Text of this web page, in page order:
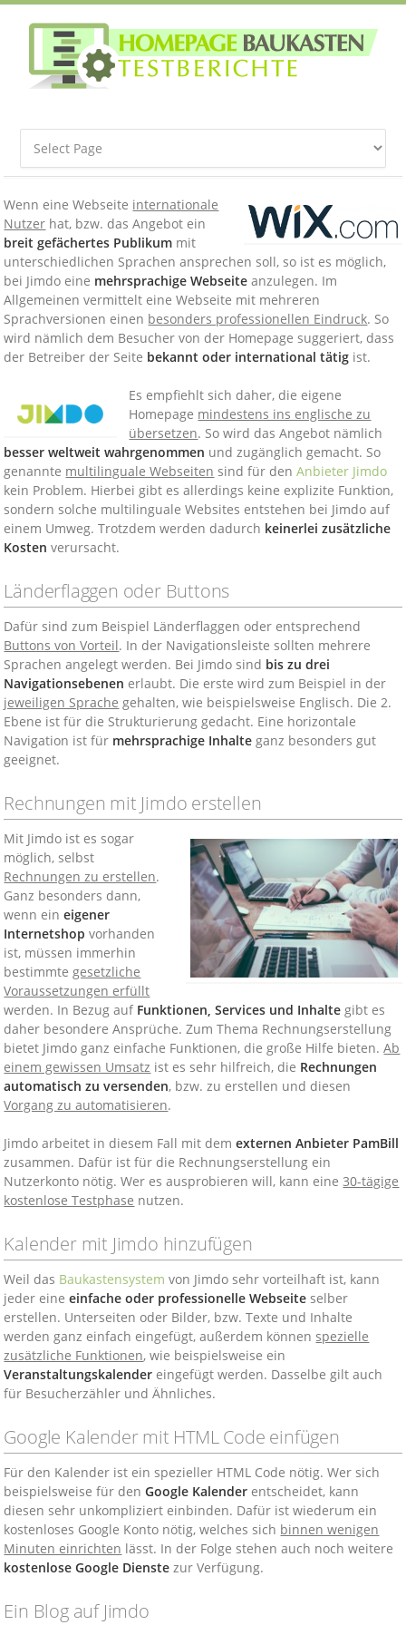
Wenn eine Webseite internationale
Nutzer hat, bzw. das Angebot ein
breit gefächertes Publikum mit
unterschiedlichen Sprachen ansprechen soll, so ist es möglich,
bei Jimdo eine mehrsprachige Webseite anzulegen. Im
Allgemeinen vermittelt eine Webseite mit mehreren
Sprachversionen einen besonders professionellen Eindruck. So
wird nämlich dem Besucher von der Homepage suggeriert, dass
der Betreiber der Seite bekannt oder international tätig ist.
Es empfiehlt sich daher, die eigene
Homepage mindestens ins englische zu
übersetzen. So wird das Angebot nämlich
besser weltweit wahrgenommen und zugänglich gemacht. So
genannte multilinguale Webseiten sind für denAnbieter Jimdo
kein Problem. Hierbei gibt es allerdings keine explizite Funktion,
sondern solche multilinguale Websites entstehen bei Jimdo auf
einem Umweg. Trotzdem werden dadurch keinerlei zusätzliche
Kosten verursacht.
Länderflaggen oder Buttons
Dafür sind zum Beispiel Länderflaggen oder entsprechend
Buttons von Vorteil. In der Navigationsleiste sollten mehrere
Sprachen angelegt werden. Bei Jimdo sind bis zu drei
Navigationsebenen erlaubt. Die erste wird zum Beispiel in der
jeweiligen Sprache gehalten, wie beispielsweise Englisch. Die 2.
Ebene ist für die Strukturierung gedacht. Eine horizontale
Navigation ist für mehrsprachige Inhalte ganz besonders gut
geeignet.
Rechnungen mit Jimdo erstellen
Mit Jimdo ist es sogar
möglich, selbst
Rechnungen zu erstellen.
Ganz besonders dann,
wenn eineigener
Internetshop vorhanden
ist, müssen immerhin
bestimmtegesetzliche
Voraussetzungen erfüllt
werden. In Bezug auf Funktionen, Services und Inhalte gibt es
daher besondere Ansprüche. Zum Thema Rechnungserstellung
bietet Jimdo ganz einfache Funktionen, die große Hilfe bieten.Ab
einem gewissen Umsatz ist es sehr hilfreich, die Rechnungen
automatisch zu versenden, bzw. zu erstellen und diesen
Vorgang zu automatisieren.
Jimdo arbeitet in diesem Fall mit demexternen Anbieter PamBill
zusammen. Dafür ist für die Rechnungserstellung ein
Nutzerkonto nötig. Wer es ausprobieren will, kann eine30-tägige
kostenlose Testphase nutzen.
Kalender mit Jimdo hinzufügen
Weil das Baukastensystemvon Jimdo sehr vorteilhaft ist, kann
jeder eineeinfache oder professionelle Webseite selber
erstellen. Unterseiten oder Bilder, bzw. Texte und Inhalte
werden ganz einfach eingefügt, außerdem könnenspezielle
zusätzliche Funktionen, wie beispielsweise ein
Veranstaltungskalender eingefügt werden. Dasselbe gilt auch
für Besucherzähler und Ähnliches.
Google Kalender mit HTML Code einfügen
Für den Kalender ist ein spezieller HTML Code nötig. Wer sich
beispielsweise für denGoogle Kalender entscheidet, kann
diesen sehr unkompliziert einbinden. Dafür ist wiederum ein
kostenloses Google Konto nötig, welches sich binnen wenigen
Minuten einrichten lässt. In der Folge stehen auch noch weitere
kostenlose Google Dienste zur Verfügung.
Ein Blog auf Jimdo